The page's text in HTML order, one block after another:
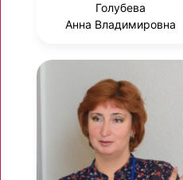
Голубева
Анна Владимировна